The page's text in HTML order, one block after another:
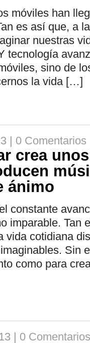
móviles han
es así que, a
nuestras
tecnología
sino de
la vida […]
| 0 Comentarios
crea
ánimo
constante
imparable. Tan
vida cotidiana
Sin
como para
| 0 Comentarios